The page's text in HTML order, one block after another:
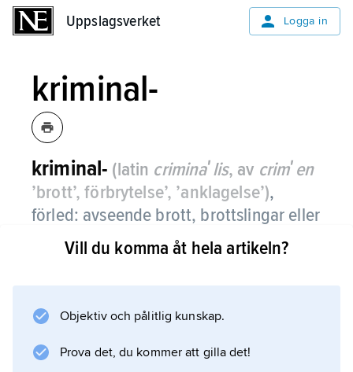
Uppslagsverket Logga in
kriminal-
kriminal- (latin criminaʹlis, av crimʹen
’brott’, förbrytelse’, ’anklagelse’),
förled: avseende brott, brottslingar eller
brottmål.
Vill du komma åt hela artikeln?
Objektiv och pålitlig kunskap.
Prova det, du kommer att gilla det!